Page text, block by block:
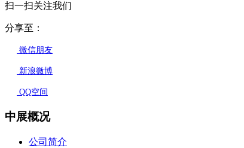
扫一扫关注我们
分享至：
微信朋友
新浪微博
QQ空间
中展概况
公司简介